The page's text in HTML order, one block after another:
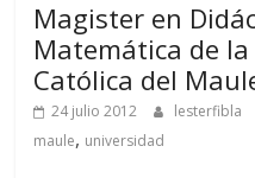
Magister en
Matemática de
Católica del
24 julio 2012 lesterfibla
maule, universidad